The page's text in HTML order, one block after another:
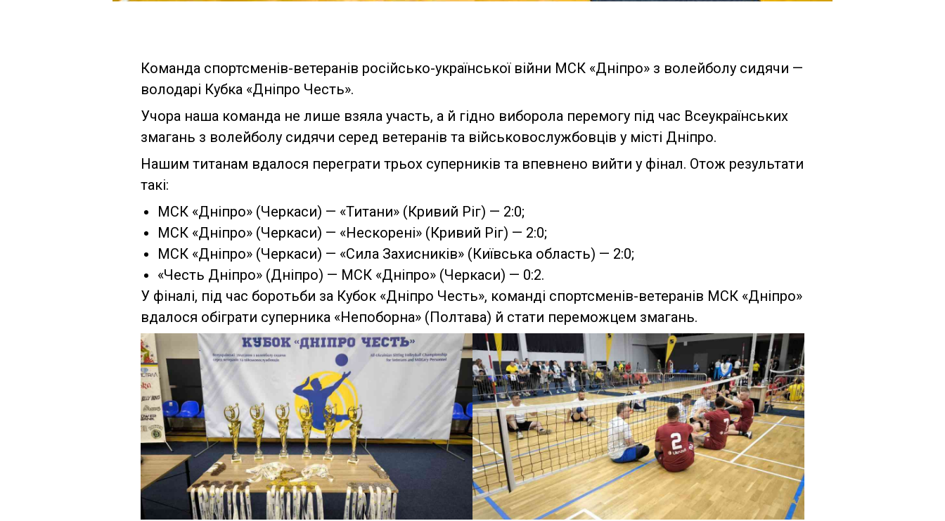
Команда спортсменів-ветеранів російсько-української війни МСК «Дніпро» з волейболу сидячи —
володарі Кубка «Дніпро Честь».
Учора наша команда не лише взяла участь, а й гідно виборола перемогу під час Всеукраїнських
змагань з волейболу сидячи серед ветеранів та військовослужбовців у місті Дніпро.
Нашим титанам вдалося переграти трьох суперників та впевнено вийти у фінал. Отож результати
такі:
МСК «Дніпро» (Черкаси) — «Титани» (Кривий Ріг) — 2:0;
МСК «Дніпро» (Черкаси) — «Нескорені» (Кривий Ріг) — 2:0;
МСК «Дніпро» (Черкаси) — «Сила Захисників» (Київська область) — 2:0;
«Честь Дніпро» (Дніпро) — МСК «Дніпро» (Черкаси) — 0:2.
У фіналі, під час боротьби за Кубок «Дніпро Честь», команді спортсменів-ветеранів МСК «Дніпро»
вдалося обіграти суперника «Непоборна» (Полтава) й стати переможцем змагань.